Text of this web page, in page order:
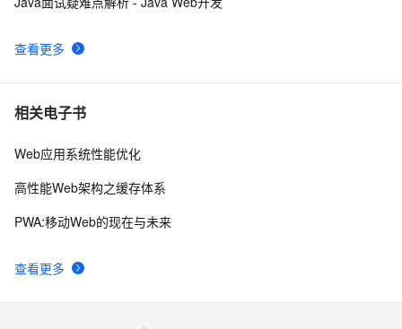
查看更多
相关电子书
查看更多
Web应用系统性能优化
高性能Web架构之缓存体系
PWA:移动Web的现在与未来